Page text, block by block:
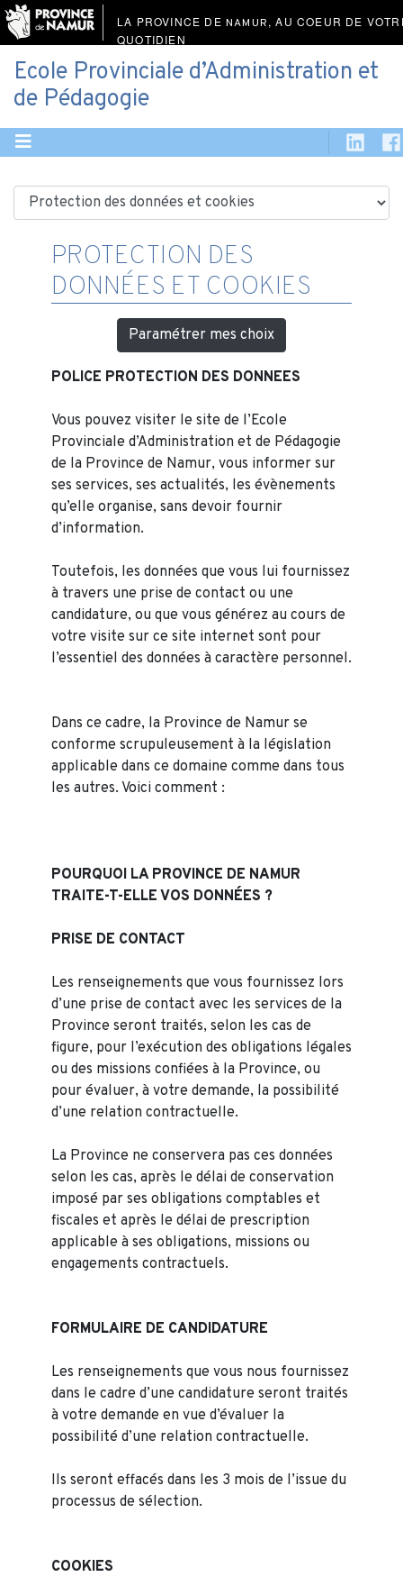
LA PROVINCE DE NAMUR, AU COEUR DE
QUOTIDIEN
Ecole Provinciale d’Administration et
de Pédagogie
PROTECTION DES
DONNÉES ET COOKIES
Paramétrer mes choix
POLICE PROTECTION DES DONNEES
Vous pouvez visiter le site de l’Ecole
Provinciale d’Administration et de Pédagogie
de la Province de Namur, vous informer sur
ses services, ses actualités, les évènements
qu’elle organise, sans devoir fournir
d’information.
Toutefois, les données que vous lui fournissez
à travers une prise de contact ou une
candidature, ou que vous générez au cours de
votre visite sur ce site internet sont pour
l’essentiel des données à caractère personnel.
Dans ce cadre, la Province de Namur se
conforme scrupuleusement à la législation
applicable dans ce domaine comme dans tous
les autres. Voici comment :
POURQUOI LA PROVINCE DE NAMUR
TRAITE-T-ELLE VOS DONNÉES ?
PRISE DE CONTACT
Les renseignements que vous fournissez lors
d’une prise de contact avec les services de la
Province seront traités, selon les cas de
figure, pour l’exécution des obligations légales
ou des missions confiées à la Province, ou
pour évaluer, à votre demande, la possibilité
d’une relation contractuelle.
La Province ne conservera pas ces données
selon les cas, après le délai de conservation
imposé par ses obligations comptables et
fiscales et après le délai de prescription
applicable à ses obligations, missions ou
engagements contractuels.
FORMULAIRE DE CANDIDATURE
Les renseignements que vous nous fournissez
dans le cadre d’une candidature seront traités
à votre demande en vue d’évaluer la
possibilité d’une relation contractuelle.
Ils seront effacés dans les 3 mois de l’issue du
processus de sélection.
COOKIES